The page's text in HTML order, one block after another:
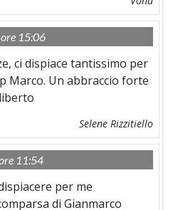
15:06
ci dispiace tantissimo per
Marco. Un abbraccio forte
Selene Rizzitiello
11:54
per me
di Gianmarco